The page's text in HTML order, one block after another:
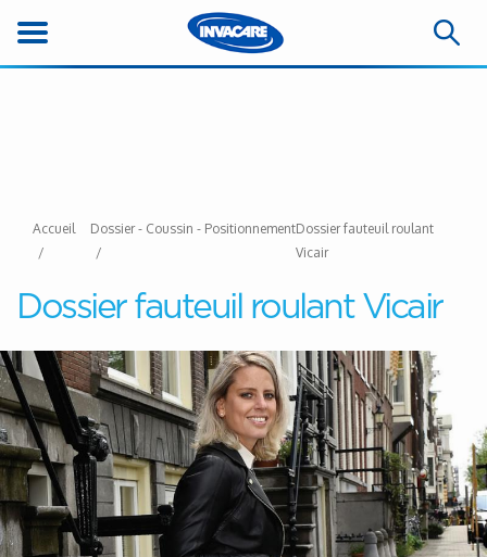
Accueil Dossier - Coussin - PositionnementDossier fauteuil roulant
Vicair
Dossier fauteuil roulant Vicair